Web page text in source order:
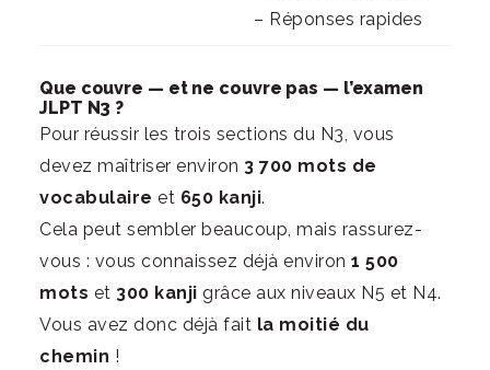
– Réponses rapides
Que couvre — et ne couvre pas — l’examen
JLPT N3 ?
Pour réussir les trois sections du N3, vous
devez maîtriser environ 3 700 mots de
vocabulaire et 650 kanji.
Cela peut sembler beaucoup, mais rassurez-
vous : vous connaissez déjà environ 1 500
mots et 300 kanji grâce aux niveaux N5 et N4.
Vous avez donc déjà fait la moitié du
chemin !